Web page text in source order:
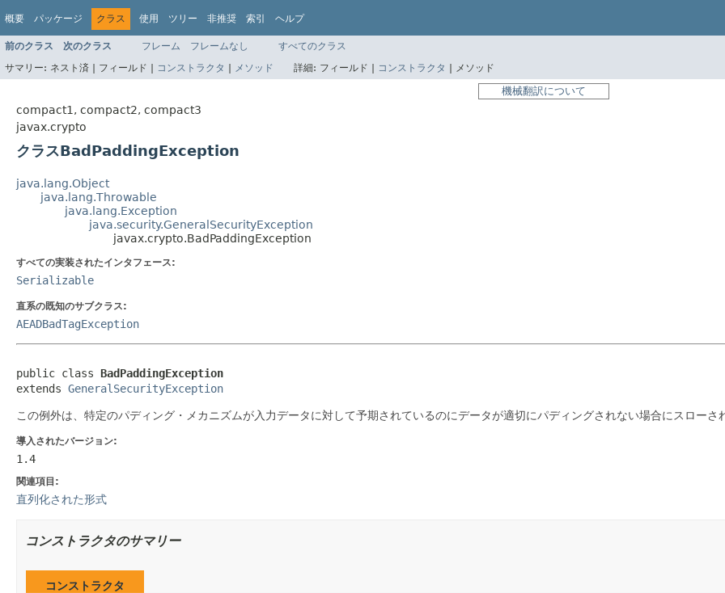
概要 パッケージ クラス 使用 ツリー 非推奨 索引 ヘルプ
前のクラス 次のクラス フレーム フレームなし
すべてのクラス
サマリー: ネスト済 | フィールド | コンストラクタ | メソッド 詳細: フィールド | コンストラクタ | メソッド
機械翻訳について
compact1, compact2, compact3
javax.crypto
クラスBadPaddingException
java.lang.Object
java.lang.Throwable
java.lang.Exception
java.security.GeneralSecurityException
javax.crypto.BadPaddingException
すべての実装されたインタフェース:
Serializable
直系の既知のサブクラス:
AEADBadTagException
public class BadPaddingException
extends GeneralSecurityException
この例外は、特定のパディング・メカニズムが入力データに対して予期されているのにデータが適切にパディングされない場合にスローさ
導入されたバージョン:
1.4
関連項目:
直列化された形式
コンストラクタのサマリー
コンストラクタ